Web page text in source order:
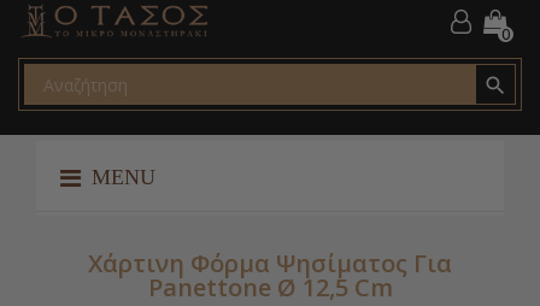
0

MENU
Χάρτινη Φόρμα Ψησίματος Για
Panettone Ø 12,5 Cm